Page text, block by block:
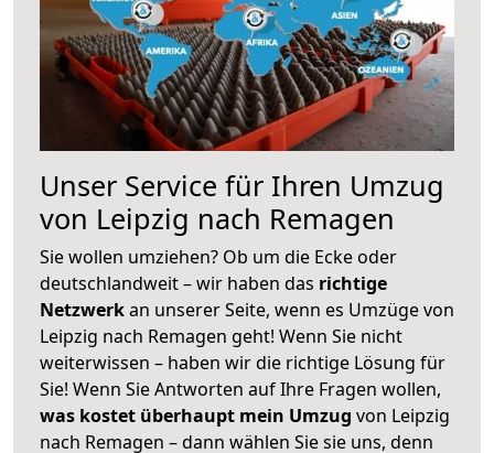
Unser Service für Ihren Umzug
von Leipzig nach Remagen
Sie wollen umziehen? Ob um die Ecke oder
deutschlandweit – wir haben das richtige
Netzwerkan unserer Seite, wenn es Umzüge von
Leipzig nach Remagen geht! Wenn Sie nicht
weiterwissen – haben wir die richtige Lösung für
Sie! Wenn Sie Antworten auf Ihre Fragen wollen,
was kostet überhaupt mein Umzug von Leipzig
nach Remagen – dann wählen Sie sie uns, denn